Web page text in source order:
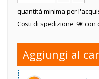
quantità minima per
Costi di spedizione: 9€
Aggiungi al